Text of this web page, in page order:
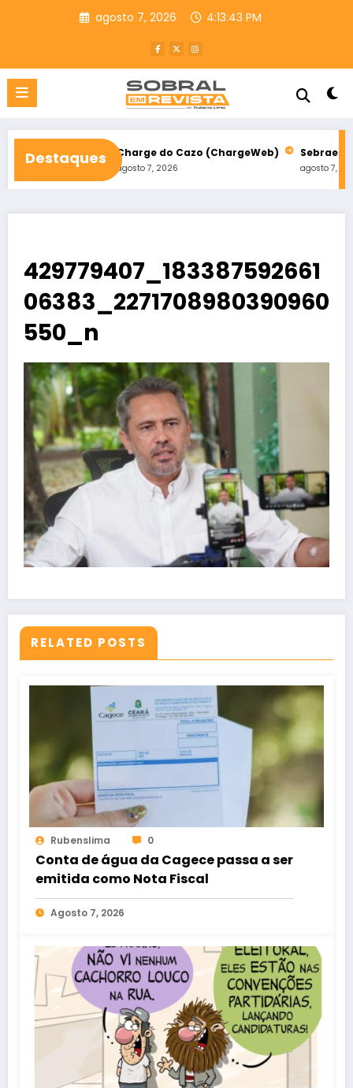
agosto 7, 2026 4:13:44 PM
Destaques
Charge do Cazo (ChargeWeb)
agosto 7, 2026
Sebrae Ceará
429779407_183387592661
06383_2271708980390960
550_n
RELATED POSTS
Rubenslima 0
Conta de água da Cagece passa a ser
emitida como Nota Fiscal
Agosto 7, 2026